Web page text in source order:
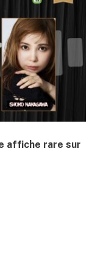
affiche rare sur